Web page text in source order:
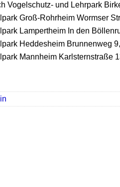
Vogelschutz- und Lehrpark
Groß-Rohrheim Wormser
Lampertheim In den
Heddesheim Brunnenweg
Mannheim Karlsternstraße